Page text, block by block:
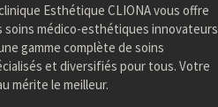
Esthétique CLIONA vous offre
soins médico-esthétiques innovateurs
gamme complète de soins
et diversifiés pour tous. Votre
mérite le meilleur.